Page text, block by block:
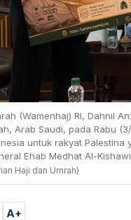
(Wamenhaj) RI, Dahnil
Arab Saudi, pada Rabu
untuk rakyat
Ehab Medhat Al-
Haji dan Umrah)
A+